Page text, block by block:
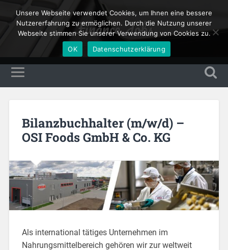
Finance Jobs
Bilanzbuchhalter (m/w/d) –
OSI Foods GmbH & Co. KG
Als international tätiges Unternehmen im
Nahrungsmittelbereich gehören wir zur weltweit
Unsere Webseite verwendet Cookies, um Ihnen eine bessere
Nutzererfahrung zu ermöglichen. Durch die Nutzung unserer
Webseite stimmen Sie unserer Verwendung von Cookies zu.
OK
Datenschutzerklärung